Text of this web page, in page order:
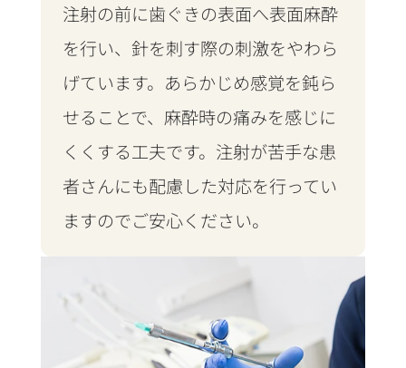
注射の前に歯ぐきの表面へ表面麻酔
を行い、針を刺す際の刺激をやわら
げています。あらかじめ感覚を鈍ら
せることで、麻酔時の痛みを感じに
くくする工夫です。注射が苦手な患
者さんにも配慮した対応を行ってい
ますのでご安心ください。